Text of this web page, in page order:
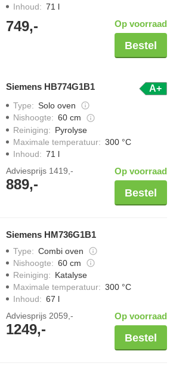
Inhoud: 71 l
749,- Op voorraad
Bestel
Siemens HB774G1B1 A+
Type: Solo oven
Nishoogte: 60 cm
Reiniging: Pyrolyse
Maximale temperatuur: 300 °C
Inhoud: 71 l
Adviesprijs 1419,-
889,-
Op voorraad
Bestel
Siemens HM736G1B1
Type: Combi oven
Nishoogte: 60 cm
Reiniging: Katalyse
Maximale temperatuur: 300 °C
Inhoud: 67 l
Adviesprijs 2059,-
1249,-
Op voorraad
Bestel